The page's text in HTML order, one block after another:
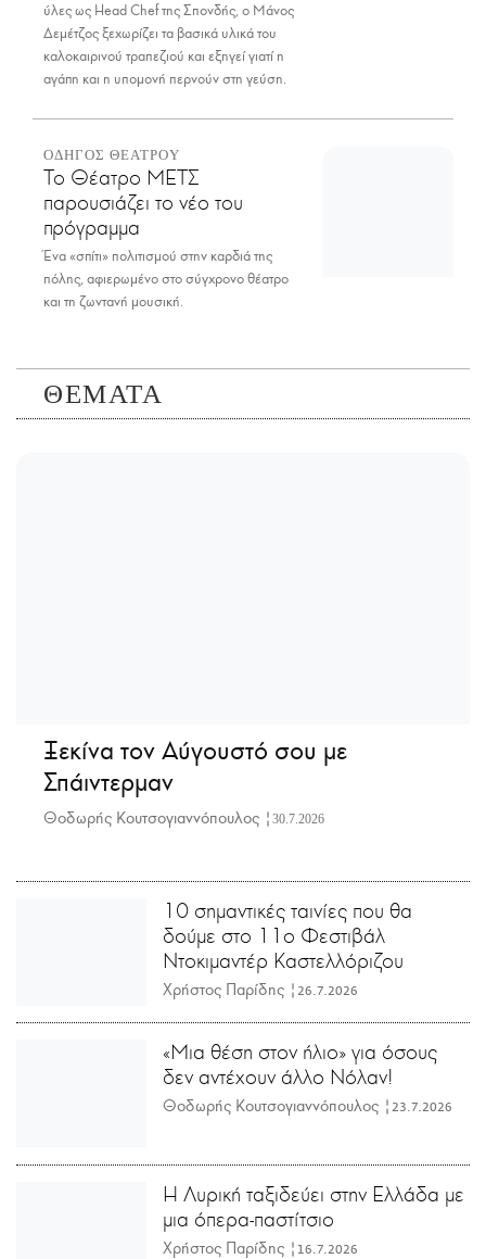
ύλες ως Head Chef της Σπονδής, ο Μάνος
Δεμέτζος ξεχωρίζει τα βασικά υλικά του
καλοκαιρινού τραπεζιού και εξηγεί γιατί η
αγάπη και η υπομονή περνούν στη γεύση.
ΟΔΗΓΟΣ ΘΕΑΤΡΟΥ
Το Θέατρο ΜΕΤΣ
παρουσιάζει το νέο του
πρόγραμμα
Ένα «σπίτι» πολιτισμού στην καρδιά της
πόλης, αφιερωμένο στο σύγχρονο θέατρο
και τη ζωντανή μουσική.
ΘΕΜΑΤΑ
Ξεκίνα τον Αύγουστό σου με
Σπάιντερμαν
Θοδωρής Κουτσογιαννόπουλος | 30.7.2026
10 σημαντικές ταινίες που θα
δούμε στο 11ο Φεστιβάλ
Ντοκιμαντέρ Καστελλόριζου
Χρήστος Παρίδης | 26.7.2026
«Μια θέση στον ήλιο» για όσους
δεν αντέχουν άλλο Νόλαν!
Θοδωρής Κουτσογιαννόπουλος | 23.7.2026
Η Λυρική ταξιδεύει στην Ελλάδα με
μια όπερα-παστίτσιο
Χρήστος Παρίδης | 16.7.2026